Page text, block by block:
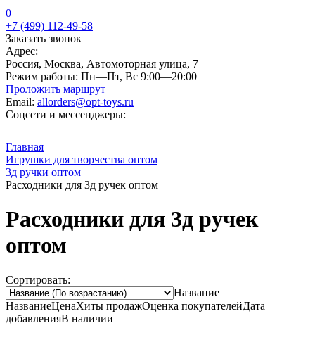
0
+7 (499) 112-49-58
Заказать звонок
Адрес:
Россия, Москва, Автомоторная улица, 7
Режим работы: Пн—Пт, Вс 9:00—20:00
Проложить маршрут
Email: allorders@opt-toys.ru
Соцсети и мессенджеры:
Главная
Игрушки для творчества оптом
3д ручки оптом
Расходники для 3д ручек оптом
Расходники для 3д ручек
оптом
Сортировать:
Название
НазваниеЦенаХиты продажОценка покупателейДата
добавленияВ наличии